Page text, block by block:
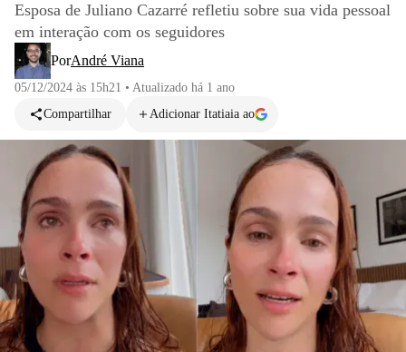
Esposa de Juliano Cazarré refletiu sobre sua vida pessoal
em interação com os seguidores
PorAndré Viana
05/12/2024 às 15h21 • Atualizado há 1 ano
Compartilhar
Adicionar Itatiaia ao